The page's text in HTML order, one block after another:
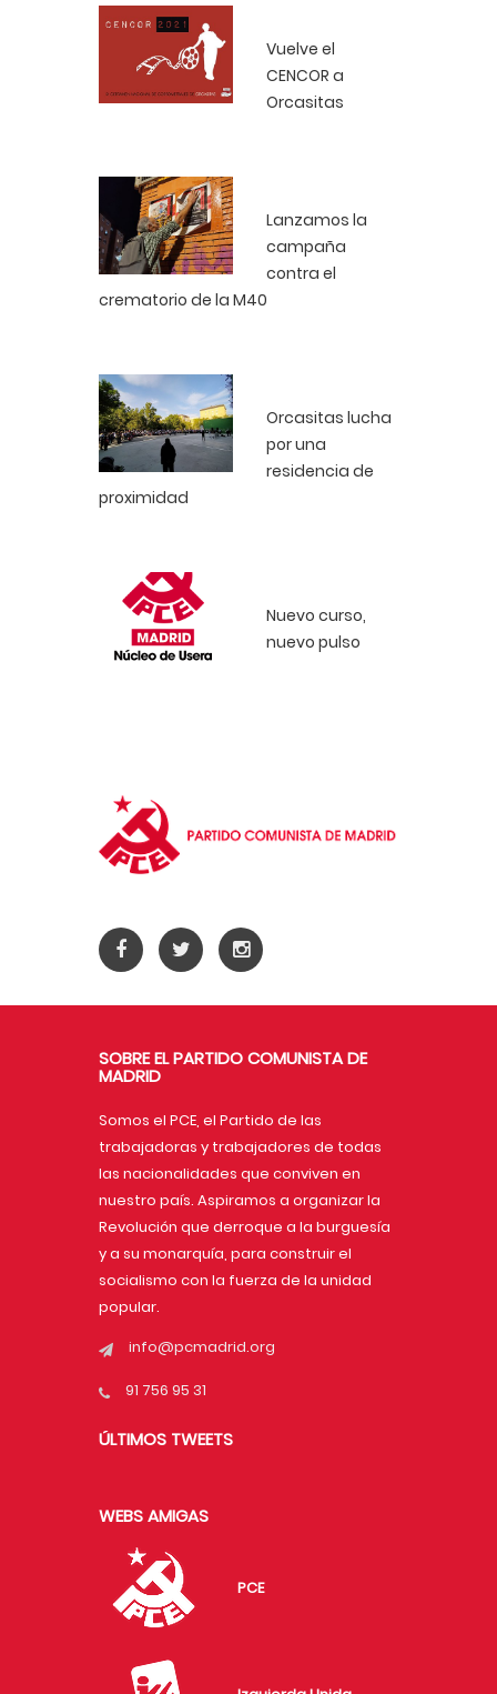
Vuelve el
CENCOR a
Orcasitas
Lanzamos la
campaña
contra el
crematorio de la M40
Orcasitas lucha
por una
residencia de
proximidad
Nuevo curso,
nuevo pulso
SOBRE EL PARTIDO COMUNISTA DE
MADRID
Somos el PCE, el Partido de las
trabajadoras y trabajadores de todas
las nacionalidades que conviven en
nuestro país. Aspiramos a organizar la
Revolución que derroque a la burguesía
y a su monarquía, para construir el
socialismo con la fuerza de la unidad
popular.
info@pcmadrid.org
91 756 95 31
ÚLTIMOS TWEETS
WEBS AMIGAS
PCE